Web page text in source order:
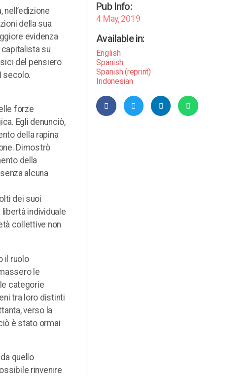
della sua
evidenza
su
del pensiero
secolo.
forze
Egli denunciò,
della rapina
Dimostrò
della
alcuna
dei suoi
individuale
collettive non
il ruolo
le
categorie
tra loro distinti
verso la
è stato ormai
quello
rinvenire
Pub Info:
4 May, 2019
Available in:
English
Spanish
Spanish (reprint)
Indonesian